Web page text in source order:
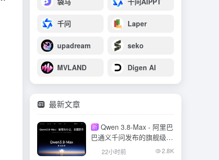
千问 Laper
upadream seko
MVLAND Digen AI
最新文章
新 Qwen 3.8-Max - 阿里巴
巴通义千问发布的旗舰级大
模型22小时前 2.8K